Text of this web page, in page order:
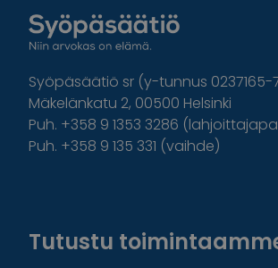
Syöpäsäätiö sr (y-tunnus 0237165-
Mäkelänkatu 2, 00500 Helsinki
Puh. +358 9 1353 3286
Puh. +358 9 135 331 (vaihde)
Tutustu